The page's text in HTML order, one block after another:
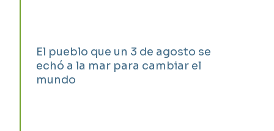
El pueblo que un 3 de agosto se
echó a la mar para cambiar el
mundo